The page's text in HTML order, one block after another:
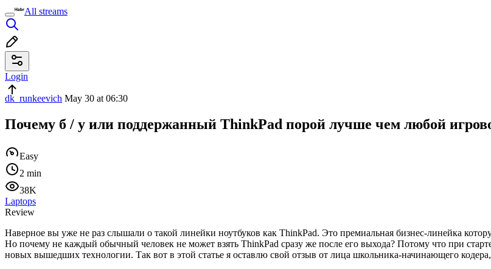
All streams
Login
dk_runkeevich May 30 at 06:30
Почему б / у или поддержанный ThinkPad порой лучше чем любой
Easy
2 min
38K
Laptops
Review
Наверное вы уже не раз слышали о такой линейки ноутбуков как ThinkPad. Это премиальная бизнес-линейка
Но почему не каждый обычный человек не может взять ThinkPad сразу же после его выхода? Потому что при
новых вышедших технологии. Так вот в этой статье я оставлю свой отзыв от лица школьника-начинающего